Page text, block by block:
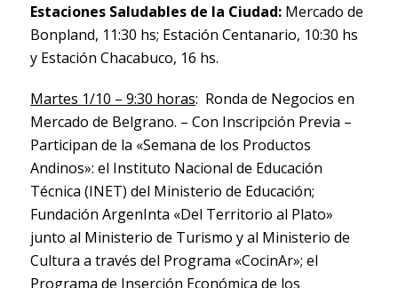
Estaciones Saludables de la Ciudad: Mercado de
Bonpland, 11:30 hs; Estación Centanario, 10:30 hs
y Estación Chacabuco, 16 hs.
Martes 1/10 – 9:30 horas: Ronda de Negocios en
Mercado de Belgrano. – Con Inscripción Previa –
Participan de la «Semana de los Productos
Andinos»: el Instituto Nacional de Educación
Técnica (INET) del Ministerio de Educación;
Fundación ArgenInta «Del Territorio al Plato»
junto al Ministerio de Turismo y al Ministerio de
Cultura a través del Programa «CocinAr»; el
Programa de Inserción Económica de los